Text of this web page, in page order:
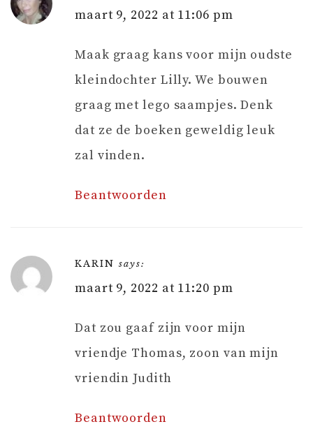
maart 9, 2022 at 11:06 pm
Maak graag kans voor mijn oudste
kleindochter Lilly. We bouwen
graag met lego saampjes. Denk
dat ze de boeken geweldig leuk
zal vinden.
Beantwoorden
KARIN says:
maart 9, 2022 at 11:20 pm
Dat zou gaaf zijn voor mijn
vriendje Thomas, zoon van mijn
vriendin Judith
Beantwoorden